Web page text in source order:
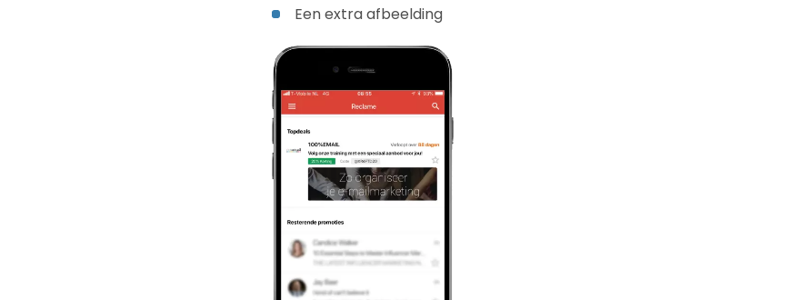
Een extra afbeelding